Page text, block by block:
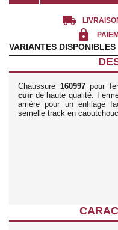
local_shipping
lock
VARIANTES DISPONIBLES
Chaussure 160997pour
cuir de haute qualité.
arrière pour un enfilage
semelle track en